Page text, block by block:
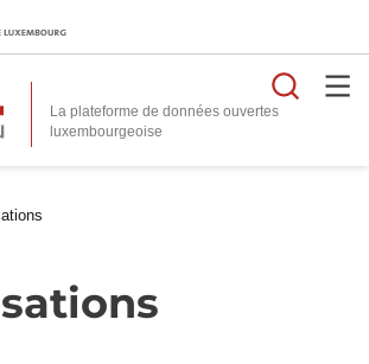
La plateforme de données ouvertes